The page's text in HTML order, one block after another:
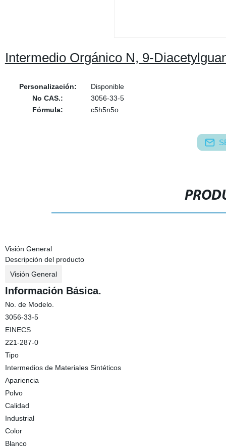
Intermedio Orgánico N, 9-
Personalización:
Disponible
No CAS.:
3056-33-5
Fórmula:
c5h5n5o
Visión General
Descripción del producto
Visión General
Información Básica.
No. de Modelo.
3056-33-5
EINECS
221-287-0
Tipo
Intermedios de Materiales Sintéticos
Apariencia
Polvo
Calidad
Industrial
Color
Blanco